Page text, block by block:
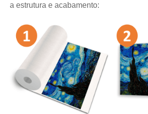
a estrutura e acabamento: